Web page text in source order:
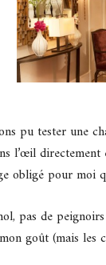
pu tester une
l’œil
obligé pour moi
pas de
goût (mais les